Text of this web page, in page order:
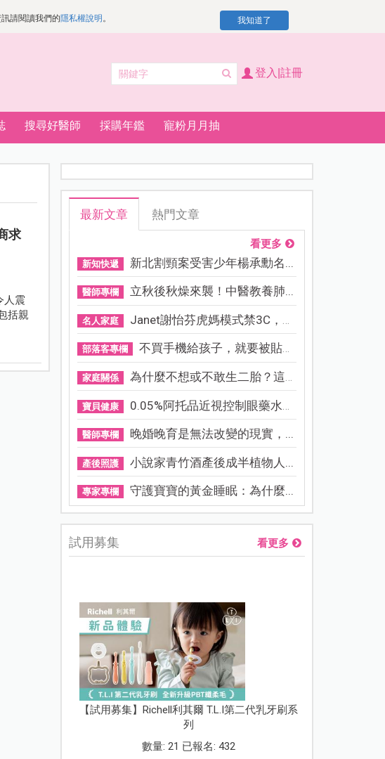
請閱讀我們的隱私權說明 。 我知道了
登入|註冊
搜尋好醫師 採購年鑑 寵粉月月抽
求
人震
括親
最新文章 熱門文章
看更多
新知快遞 新北割頸案受害少年楊承勳名...
醫師專欄 立秋後秋燥來襲！中醫教養肺...
名人家庭 Janet謝怡芬虎媽模式禁3C，看...
部落客專欄 不買手機給孩子，就要被貼「...
家庭關係 為什麼不想或不敢生二胎？這8...
寶貝健康 0.05%阿托品近視控制眼藥水納...
醫師專欄 晚婚晚育是無法改變的現實，...
產後照護 小說家青竹酒產後成半植物人...
專家專欄 守護寶寶的黃金睡眠：為什麼...
試用募集 看更多
【試用募集】Richell利其爾 T.L.I第二代乳牙刷系
列
數量: 21 已報名: 432